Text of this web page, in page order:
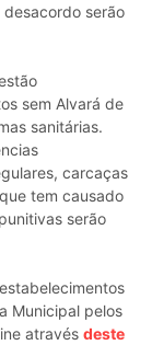
serão
sem Alvará de
sanitárias.
carcaças
tem causado
serão
Municipal pelos
através deste